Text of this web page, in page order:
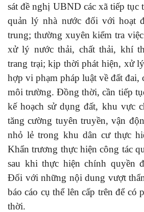
sát đề nghị UBND các xã tiếp tục
quản lý nhà nước đối với hoạt
trung; thường xuyên kiểm tra
xử lý nước thải, chất thải, khí
trang trại; kịp thời phát hiện, xử
hợp vi phạm pháp luật về đất đai,
môi trường. Đồng thời, cần tiếp
kế hoạch sử dụng đất, khu vực
tăng cường tuyên truyền, vận
nhỏ lẻ trong khu dân cư thực
Khẩn trương thực hiện công tác
sau khi thực hiện chính quyền
Đối với những nội dung vượt
báo cáo cụ thể lên cấp trên để
thời.